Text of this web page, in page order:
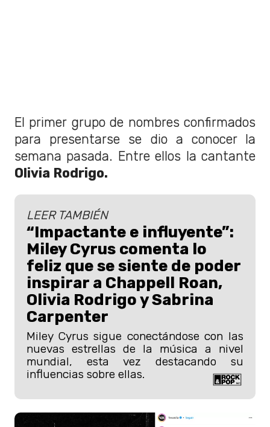
El primer grupo de nombres confirmados
para presentarse se dio a conocer la
semana pasada. Entre ellos la cantante
Olivia Rodrigo.
LEER TAMBIÉN
“Impactante e influyente”:
Miley Cyrus comenta lo
feliz que se siente de poder
inspirar a Chappell Roan,
Olivia Rodrigo y Sabrina
Carpenter
Miley Cyrus sigue conectándose con las
nuevas estrellas de la música a nivel
mundial, esta vez destacando su
influencias sobre ellas.